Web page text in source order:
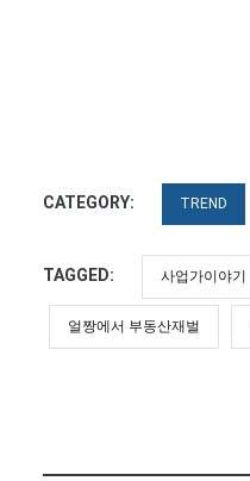
CATEGORY: TREND
TAGGED: 사업가이야기
얼짱에서 부동산재벌